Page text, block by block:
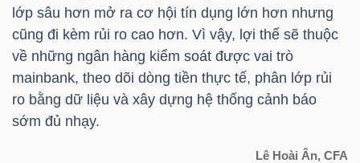
lớp sâu hơn mở ra cơ hội tín dụng lớn hơn nhưng
cũng đi kèm rủi ro cao hơn. Vì vậy, lợi thế sẽ thuộc
về những ngân hàng kiểm soát được vai trò
mainbank, theo dõi dòng tiền thực tế, phân lớp rủi
ro bằng dữ liệu và xây dựng hệ thống cảnh báo
sớm đủ nhạy.
Lê Hoài Ân, CFA
đầu
tư